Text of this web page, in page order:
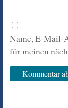
Name, E-Mail-
für meinen